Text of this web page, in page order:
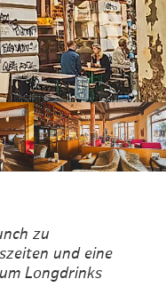
© ©
zu
und eine
Longdrinks